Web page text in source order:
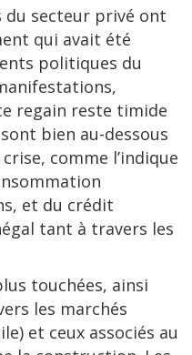
du secteur privé ont
qui avait été
politiques du
regain reste timide
bien au-dessous
comme l’indique
et du crédit
tant à travers les
touchées, ainsi
les marchés
et ceux associés au